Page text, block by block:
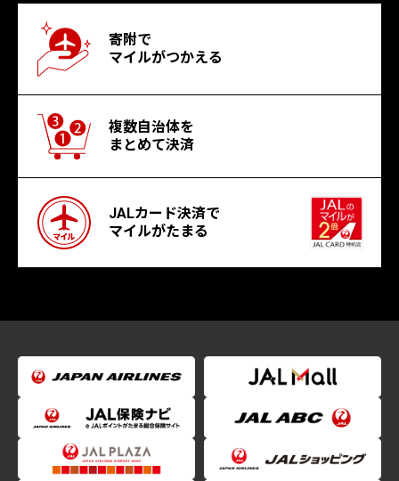
寄附で
マイルがつかえる
複数自治体を
まとめて決済
JALカード決済で
マイルがたまる